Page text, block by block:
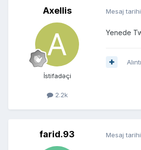
Axellis
İstifadəçi
2.2k
Mesaj
Yenede
Alıntı
farid.93 Mesaj